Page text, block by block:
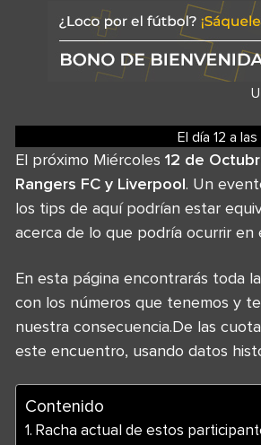
El día 12 a las
El próximo Miércoles 12 de
Rangers FC y Liverpool. Un
los tips de aquí podrían estar
acerca de lo que podría ocurrir en
En esta página encontrarás toda
con los números que tenemos y
nuestra consecuencia.De las
este encuentro, usando datos
Contenido
Racha actual de estos